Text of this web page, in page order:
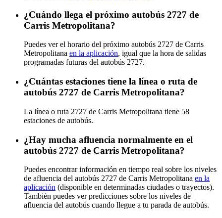
¿Cuándo llega el próximo autobús 2727 de
Carris Metropolitana?
Puedes ver el horario del próximo autobús 2727 de Carris
Metropolitana en la aplicación, igual que la hora de salidas
programadas futuras del autobús 2727.
¿Cuántas estaciones tiene la línea o ruta de
autobús 2727 de Carris Metropolitana?
La línea o ruta 2727 de Carris Metropolitana tiene 58
estaciones de autobús.
¿Hay mucha afluencia normalmente en el
autobús 2727 de Carris Metropolitana?
Puedes encontrar información en tiempo real sobre los niveles
de afluencia del autobús 2727 de Carris Metropolitana en la
aplicación (disponible en determinadas ciudades o trayectos).
También puedes ver predicciones sobre los niveles de
afluencia del autobús cuando llegue a tu parada de autobús.